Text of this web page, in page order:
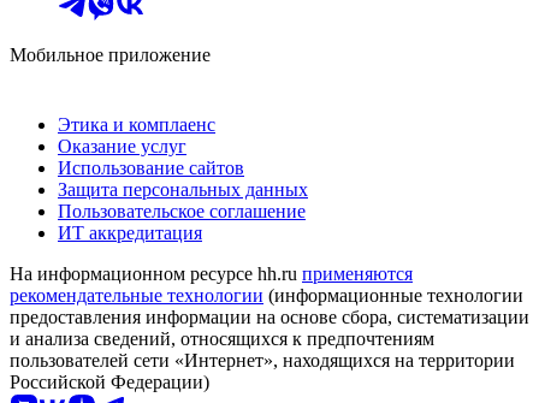
Мобильное приложение
Этика и комплаенс
Оказание услуг
Использование сайтов
Защита персональных данных
Пользовательское соглашение
ИТ аккредитация
На информационном ресурсе hh.ru применяются
рекомендательные технологии (информационные технологии
предоставления информации на основе сбора, систематизации
и анализа сведений, относящихся к предпочтениям
пользователей сети «Интернет», находящихся на территории
Российской Федерации)